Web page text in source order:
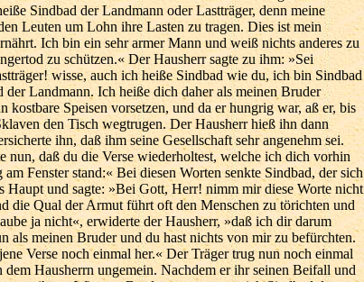
Sindbad der Landmann oder Lastträger, denn meine
Leuten um Lohn ihre Lasten zu tragen. Dies ist mein
Ich bin ein sehr armer Mann und weiß nichts anderes zu
zu schützen.« Der Hausherr sagte zu ihm: »Sei
wisse, auch ich heiße Sindbad wie du, ich bin Sindbad
der Landmann. Ich heiße dich daher als meinen Bruder
Speisen vorsetzen, und da er hungrig war, aß er, bis
den Tisch wegtrugen. Der Hausherr hieß ihn dann
ihn, daß ihm seine Gesellschaft sehr angenehm sei.
nun, daß du die Verse wiederholtest, welche ich dich vorhin
Fenster stand:« Bei diesen Worten senkte Sindbad, der sich
Haupt und sagte: »Bei Gott, Herr! nimm mir diese Worte nicht
die Qual der Armut führt oft den Menschen zu törichten und
ja nicht«, erwiderte der Hausherr, »daß ich dir darum
als meinen Bruder und du hast nichts von mir zu befürchten.
Verse noch einmal her.« Der Träger trug nun noch einmal
dem Hausherrn ungemein. Nachdem er ihr seinen Beifall und